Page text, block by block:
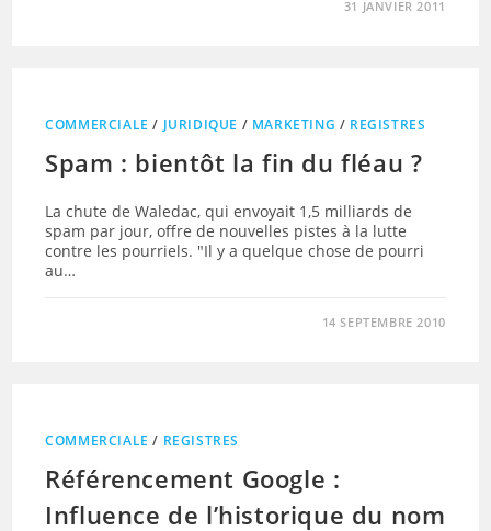
31 JANVIER 2011
COMMERCIALE / JURIDIQUE / MARKETING / REGISTRES
Spam : bientôt la fin du fléau ?
La chute de Waledac, qui envoyait 1,5 milliards de
spam par jour, offre de nouvelles pistes à la lutte
contre les pourriels. "Il y a quelque chose de pourri
au…
14 SEPTEMBRE 2010
COMMERCIALE / REGISTRES
Référencement Google :
Influence de l’historique du nom